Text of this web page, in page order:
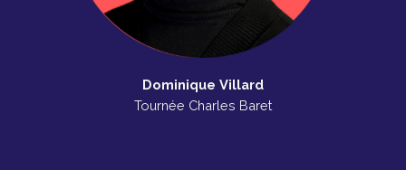
Dominique Villard
Tournée Charles Baret